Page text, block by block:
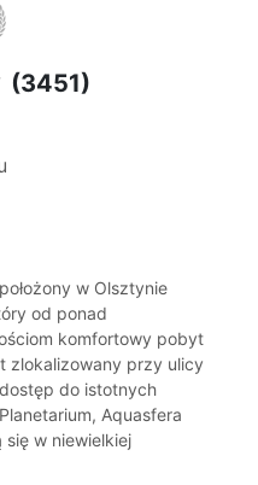
(3451)
położony w Olsztynie
od ponad
komfortowy pobyt
zlokalizowany przy ulicy
do istotnych
Aquasfera
w niewielkiej